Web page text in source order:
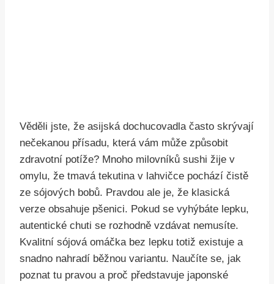
Věděli jste, že asijská dochucovadla často skrývají
nečekanou přísadu, která vám může způsobit
zdravotní potíže? Mnoho milovníků sushi žije v
omylu, že tmavá tekutina v lahvičce pochází čistě
ze sójových bobů. Pravdou ale je, že klasická
verze obsahuje pšenici. Pokud se vyhýbáte lepku,
autentické chuti se rozhodně vzdávat nemusíte.
Kvalitní sójová omáčka bez lepku totiž existuje a
snadno nahradí běžnou variantu. Naučíte se, jak
poznat tu pravou a proč představuje japonské